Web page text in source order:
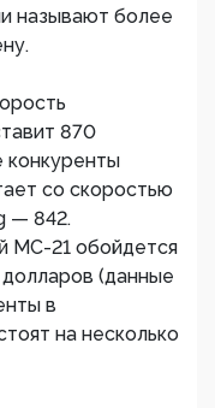
называют более
870
конкуренты
со скоростью
— 842.
МС-21 обойдется
(данные
в
на несколько